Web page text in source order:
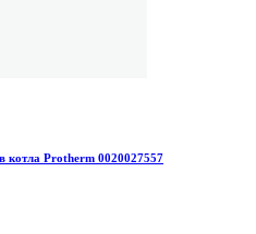
котла Protherm 0020027557